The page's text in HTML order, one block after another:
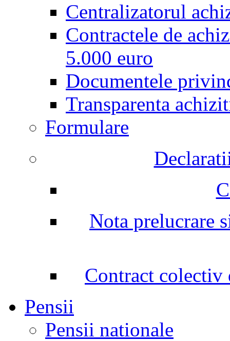
Centralizatorul
Contractele de
5.000 euro
Documentele
Transparenta
Formulare
Nota prelucrare
Contract colectiv
Pensii
Pensii nationale